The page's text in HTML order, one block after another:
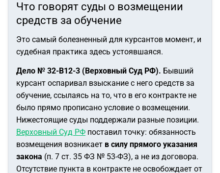
Что говорят суды о возмещении
средств за обучение
Это самый болезненный для курсантов момент, и
судебная практика здесь устоявшаяся.
Дело № 32-В12-3 (Верховный Суд РФ). Бывший
курсант оспаривал взыскание с него средств за
обучение, ссылаясь на то, что в его контракте не
было прямо прописано условие о возмещении.
Нижестоящие суды поддержали разные позиции.
Верховный Суд РФ поставил точку: обязанность
возмещения возникает в силу прямого указания
закона (п. 7 ст. 35 ФЗ № 53-ФЗ), а не из договора.
Отсутствие пункта в контракте не освобождает от